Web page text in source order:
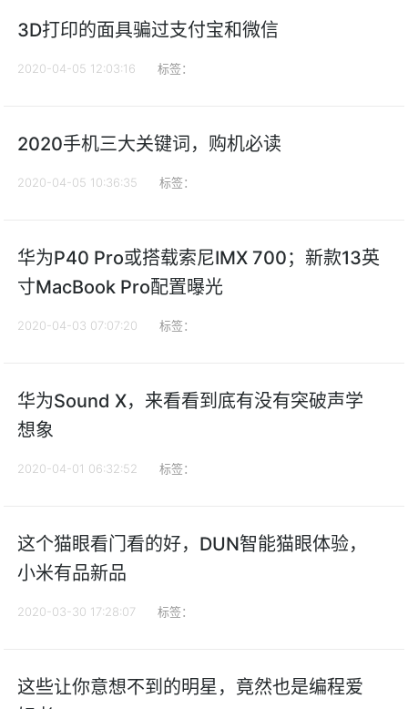
3D打印的面具骗过支付宝和微信
2020-04-05 12:03:16 标签：
2020手机三大关键词，购机必读
2020-04-05 10:36:35 标签：
华为P40 Pro或搭载索尼IMX 700；新款13英
寸MacBook Pro配置曝光
2020-04-03 07:07:20 标签：
华为Sound X，来看看到底有没有突破声学
想象
2020-04-01 06:32:52 标签：
这个猫眼看门看的好，DUN智能猫眼体验，
小米有品新品
2020-03-30 17:28:07 标签：
这些让你意想不到的明星，竟然也是编程爱